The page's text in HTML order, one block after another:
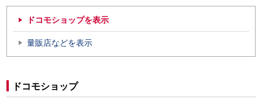
ドコモショップを表示
量販店などを表示
ドコモショップ